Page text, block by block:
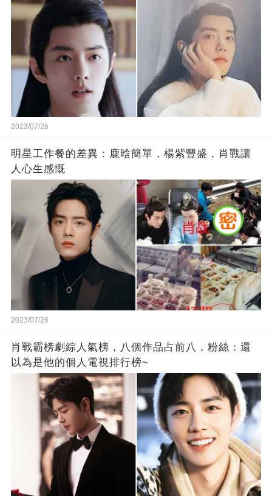
2023/07/26
明星工作餐的差異：鹿晗簡單，楊紫豐盛，肖戰讓
人心生感慨
2023/07/26
肖戰霸榜劇綜人氣榜，八個作品占前八，粉絲：還
以為是他的個人電視排行榜~